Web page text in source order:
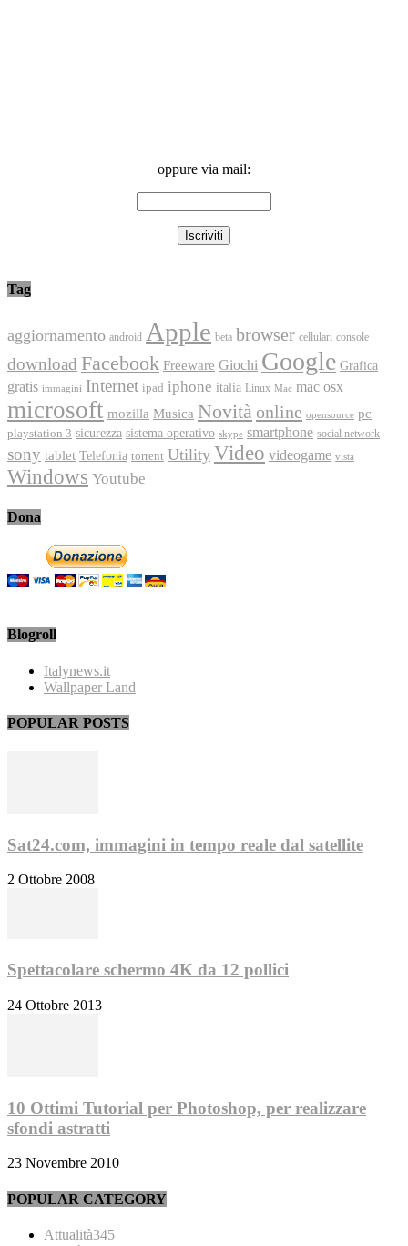
oppure via mail:
Tag
aggiornamento android Apple beta browser cellulari console
download Facebook Freeware Giochi Google Grafica
gratis immagini Internet ipad iphone italia Linux Mac mac osx
microsoft mozilla Musica Novità online opensource pc
playstation 3 sicurezza sistema operativo skype smartphone social network
sony tablet Telefonia torrent Utility Video videogame vista
Windows Youtube
Dona
Blogroll
Italynews.it
Wallpaper Land
POPULAR POSTS
Sat24.com, immagini in tempo reale dal satellite
2 Ottobre 2008
Spettacolare schermo 4K da 12 pollici
24 Ottobre 2013
10 Ottimi Tutorial per Photoshop, per realizzare
sfondi astratti
23 Novembre 2010
POPULAR CATEGORY
Attualità345